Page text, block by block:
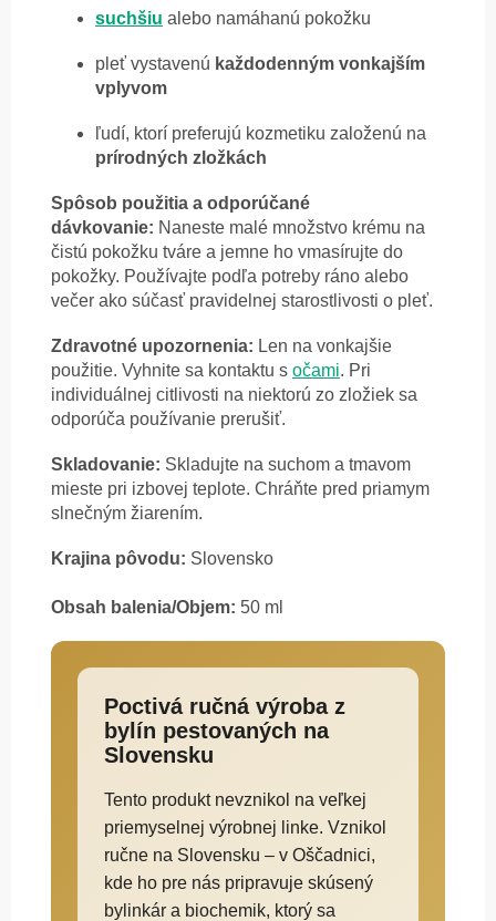
suchšiu alebo namáhanú pokožku
pleť vystavenú každodenným vonkajším
vplyvom
ľudí, ktorí preferujú kozmetiku založenú na
prírodných zložkách
Spôsob použitia a odporúčané
dávkovanie: Naneste malé množstvo krému na
čistú pokožku tváre a jemne ho vmasírujte do
pokožky. Používajte podľa potreby ráno alebo
večer ako súčasť pravidelnej starostlivosti o pleť.
Zdravotné upozornenia: Len na vonkajšie
použitie. Vyhnite sa kontaktu s očami. Pri
individuálnej citlivosti na niektorú zo zložiek sa
odporúča používanie prerušiť.
Skladovanie: Skladujte na suchom a tmavom
mieste pri izbovej teplote. Chráňte pred priamym
slnečným žiarením.
Krajina pôvodu: Slovensko
Obsah balenia/Objem: 50 ml
Poctivá ručná výroba z
bylín pestovaných na
Slovensku
Tento produkt nevznikol na veľkej
priemyselnej výrobnej linke. Vznikol
ručne na Slovensku – v Oščadnici,
kde ho pre nás pripravuje skúsený
bylinkár a biochemik, ktorý sa